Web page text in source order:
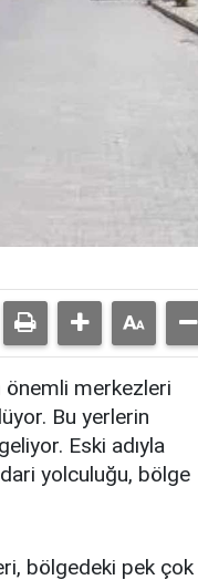
önemli merkezleri
Bu yerlerin
Eski adıyla
yolculuğu, bölge
bölgedeki pek çok